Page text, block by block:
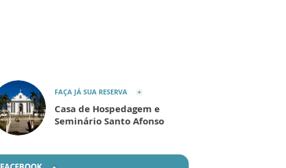
FAÇA JÁ SUA RESERVA
Casa de Hospedagem e
Seminário Santo Afonso